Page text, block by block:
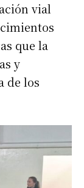
vial
que la
y
de los